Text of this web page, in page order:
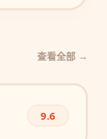
查看全部 →
9.6